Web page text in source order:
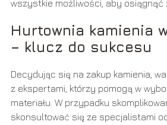
wszystkie możliwości, aby osiągnąć
Hurtownia kamienia
– klucz do sukcesu
Decydując się na zakup kamienia,
z ekspertami, którzy pomogą w
materiału. W przypadku
skonsultować się ze specjalistami